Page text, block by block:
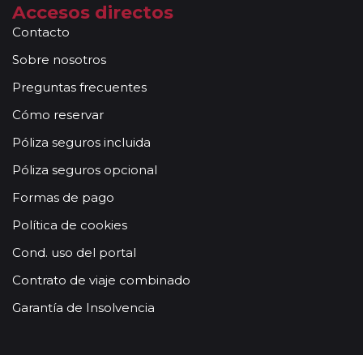
Accesos directos
Contacto
Sobre nosotros
Preguntas frecuentes
Cómo reservar
Póliza seguros incluida
Póliza seguros opcional
Formas de pago
Política de cookies
Cond. uso del portal
Contrato de viaje combinado
Garantía de Insolvencia